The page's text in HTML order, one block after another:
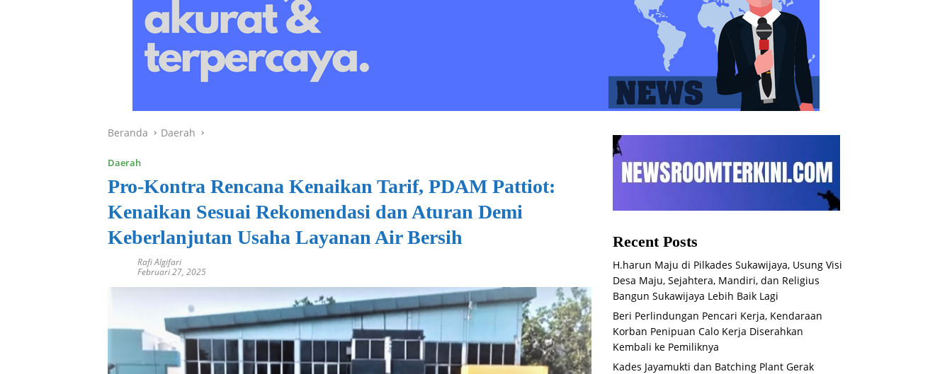
Beranda Daerah
Daerah
Pro-Kontra Rencana Kenaikan Tarif, PDAM Pattiot:
Kenaikan Sesuai Rekomendasi dan Aturan Demi
Keberlanjutan Usaha Layanan Air Bersih
Rafi Algifari
Februari 27, 2025
Recent Posts
H.harun Maju di Pilkades Sukawijaya, Usung Visi
Desa Maju, Sejahtera, Mandiri, dan Religius
Bangun Sukawijaya Lebih Baik Lagi
Beri Perlindungan Pencari Kerja, Kendaraan
Korban Penipuan Calo Kerja Diserahkan
Kembali ke Pemiliknya
Kades Jayamukti dan Batching Plant Gerak